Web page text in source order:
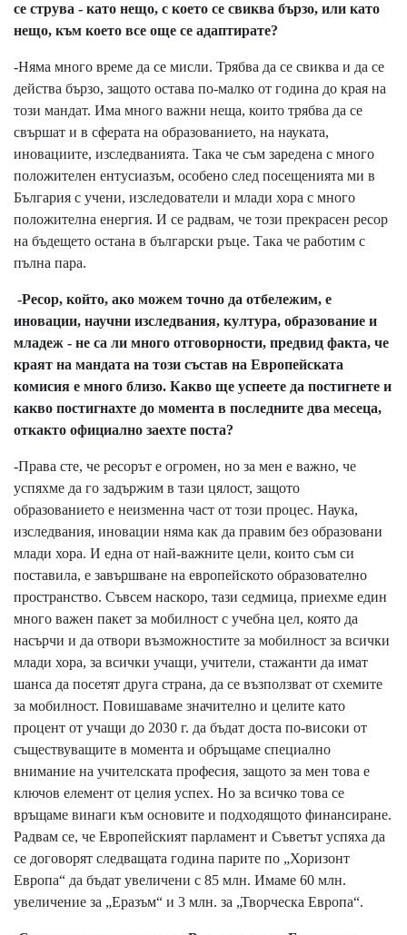
се струва - като нещо, с което се свиква бързо, или като
нещо, към което все още се адаптирате?
-Няма много време да се мисли. Трябва да се свиква и да се
действа бързо, защото остава по-малко от година до края на
този мандат. Има много важни неща, които трябва да се
свършат и в сферата на образованието, на науката,
иновациите, изследванията. Така че съм заредена с много
положителен ентусиазъм, особено след посещенията ми в
България с учени, изследователи и млади хора с много
положителна енергия. И се радвам, че този прекрасен ресор
на бъдещето остана в български ръце. Така че работим с
пълна пара.
-Ресор, който, ако можем точно да отбележим, е
иновации, научни изследвания, култура, образование и
младеж - не са ли много отговорности, предвид факта, че
краят на мандата на този състав на Европейската
комисия е много близо. Какво ще успеете да постигнете и
какво постигнахте до момента в последните два месеца,
откакто официално заехте поста?
-Права сте, че ресорът е огромен, но за мен е важно, че
успяхме да го задържим в тази цялост, защото
образованието е неизменна част от този процес. Наука,
изследвания, иновации няма как да правим без образовани
млади хора. И една от най-важните цели, които съм си
поставила, е завършване на европейското образователно
пространство. Съвсем наскоро, тази седмица, приехме един
много важен пакет за мобилност с учебна цел, която да
насърчи и да отвори възможностите за мобилност за всички
млади хора, за всички учащи, учители, стажанти да имат
шанса да посетят друга страна, да се възползват от схемите
за мобилност. Повишаваме значително и целите като
процент от учащи до 2030 г. да бъдат доста по-високи от
съществуващите в момента и обръщаме специално
внимание на учителската професия, защото за мен това е
ключов елемент от целия успех. Но за всичко това се
връщаме винаги към основите и подходящото финансиране.
Радвам се, че Европейският парламент и Съветът успяха да
се договорят следващата година парите по „Хоризонт
Европа“ да бъдат увеличени с 85 млн. Имаме 60 млн.
увеличение за „Еразъм“ и 3 млн. за „Творческа Европа“.